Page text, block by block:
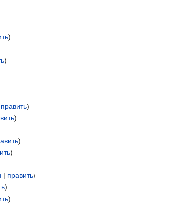
)
)
править)
)
)
)
| править)
)
)